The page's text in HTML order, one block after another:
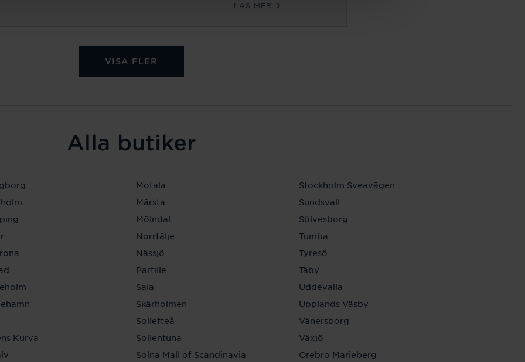
LÄS MER
VISA FLER
Alla butiker
Kurva
Motala
Märsta
Mölndal
Norrtälje
Nässjö
Partille
Sala
Skärholmen
Sollefteå
Sollentuna
Solna Mall of Scandinavia
Stockholm Sveavägen
Sundsvall
Sölvesborg
Tumba
Tyresö
Täby
Uddevalla
Upplands Väsby
Vänersborg
Växjö
Örebro Marieberg